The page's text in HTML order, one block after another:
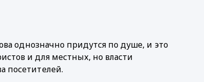
однозначно придутся по душе, и это
и для местных, но власти
посетителей.